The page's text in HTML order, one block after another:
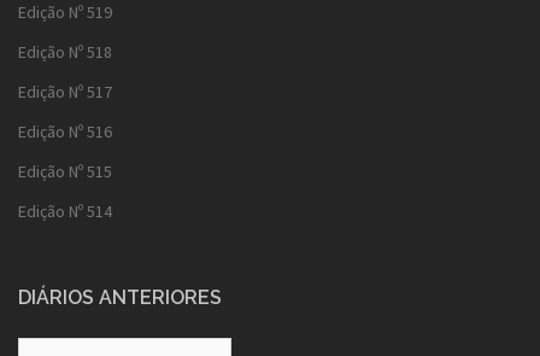
Edição Nº 519
Edição Nº 518
Edição Nº 517
Edição Nº 516
Edição Nº 515
Edição Nº 514
DIÁRIOS ANTERIORES